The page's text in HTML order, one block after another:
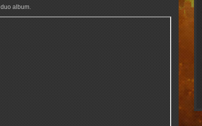
album.